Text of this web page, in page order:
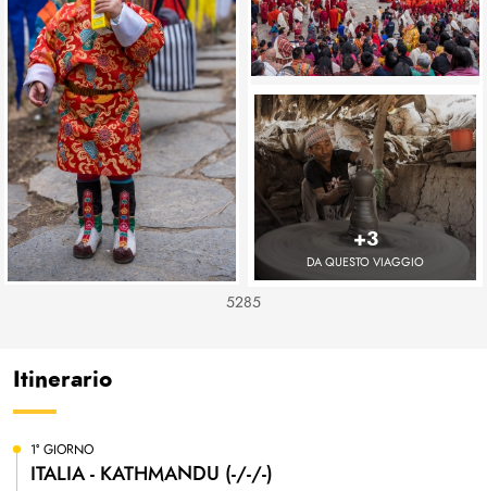
+3
DA QUESTO VIAGGIO
5285
Itinerario
1° GIORNO
ITALIA - KATHMANDU (-/-/-)